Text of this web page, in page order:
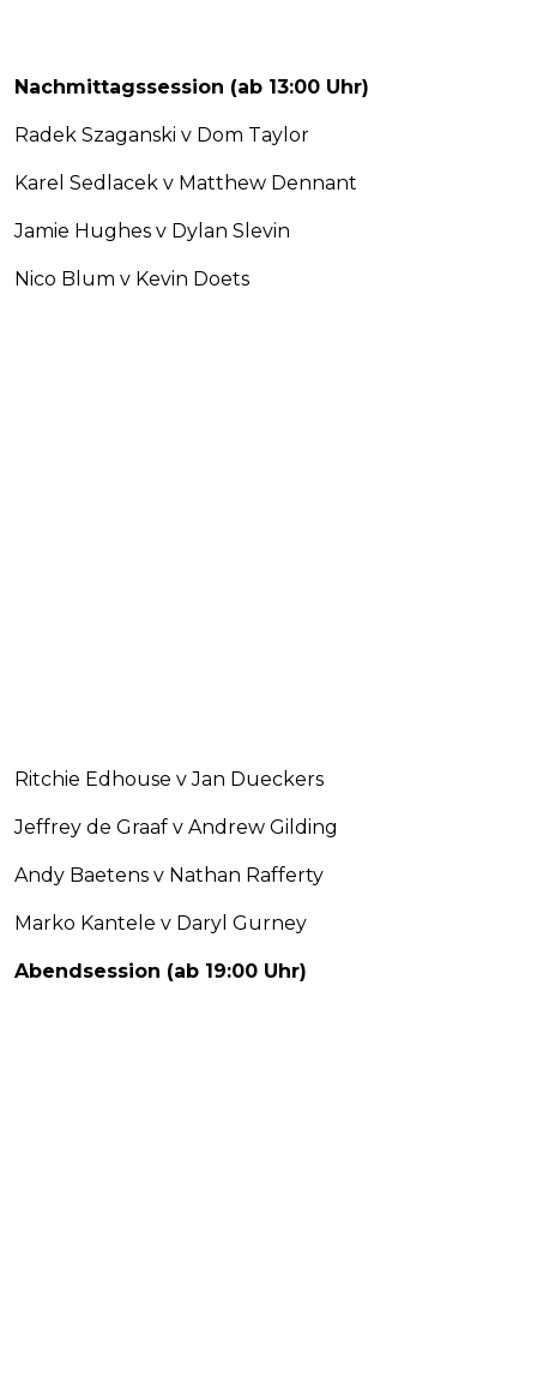
Nachmittagssession (ab 13:00 Uhr)
Radek Szaganski v Dom Taylor
Karel Sedlacek v Matthew Dennant
Jamie Hughes v Dylan Slevin
Nico Blum v Kevin Doets
Ritchie Edhouse v Jan Dueckers
Jeffrey de Graaf v Andrew Gilding
Andy Baetens v Nathan Rafferty
Marko Kantele v Daryl Gurney
Abendsession (ab 19:00 Uhr)